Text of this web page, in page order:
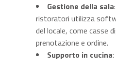
Gestione della sala
ristoratori utilizza
del locale, come casse
prenotazione e ordine.
Supporto in cucina